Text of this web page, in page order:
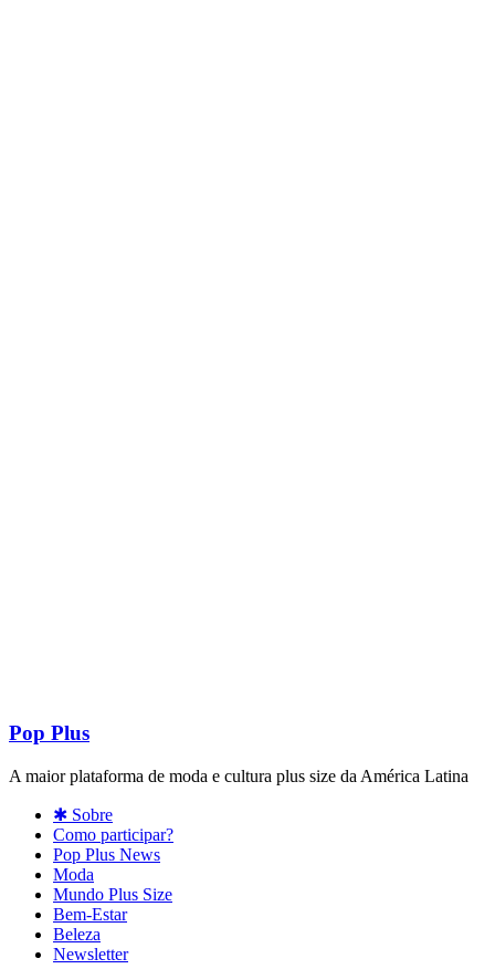
Pop Plus
A maior plataforma de moda e cultura plus size da América Latina
✱ Sobre
Como participar?
Pop Plus News
Moda
Mundo Plus Size
Bem-Estar
Beleza
Newsletter